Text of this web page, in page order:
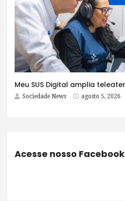
Sociedade News agosto 5, 2026
Acesse nosso Facebook